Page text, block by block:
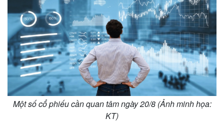
Quan sát
Cuộc sống đó đây
Hồ sơ
Video
Ảnh
E-Magazine
Infographic
Một số cổ phiếu cần quan tâm ngày 20/8 (Ảnh minh họa:
KT)